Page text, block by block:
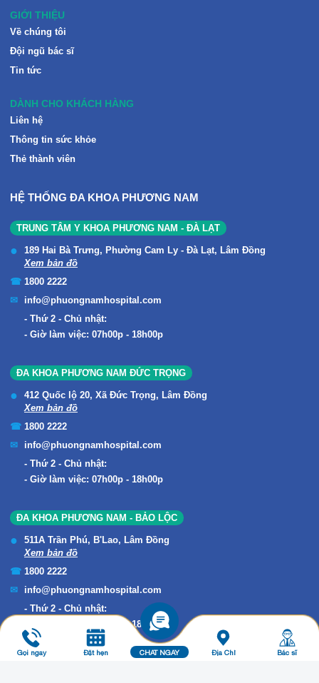
GIỚI THIỆU
Về chúng tôi
Đội ngũ bác sĩ
Tin tức
DÀNH CHO KHÁCH HÀNG
Liên hệ
Thông tin sức khỏe
Thẻ thành viên
HỆ THỐNG ĐA KHOA PHƯƠNG NAM
TRUNG TÂM Y KHOA PHƯƠNG NAM - ĐÀ LẠT
189 Hai Bà Trưng, Phường Cam Ly - Đà Lạt, Lâm Đồng
Xem bản đồ
1800 2222
info@phuongnamhospital.com
Thứ 2 - Chủ nhật:
Giờ làm việc: 07h00p - 18h00p
ĐA KHOA PHƯƠNG NAM ĐỨC TRỌNG
412 Quốc lộ 20, Xã Đức Trọng, Lâm Đồng
Xem bản đồ
1800 2222
info@phuongnamhospital.com
Thứ 2 - Chủ nhật:
Giờ làm việc: 07h00p - 18h00p
ĐA KHOA PHƯƠNG NAM - BẢO LỘC
511A Trần Phú, B'Lao, Lâm Đồng
Xem bản đồ
1800 2222
info@phuongnamhospital.com
Thứ 2 - Chủ nhật:
Giờ làm việc: 07h00p - 18h00p
Gọi ngay Đặt hẹn CHAT NGAY Địa Chỉ Bác sĩ